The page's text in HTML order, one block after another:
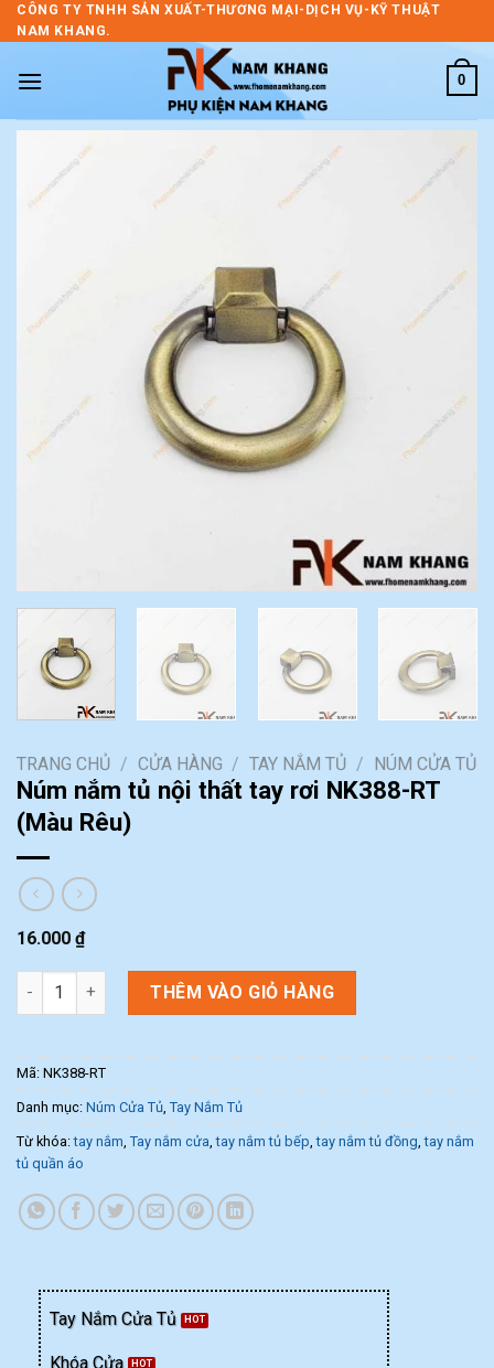
Skip
to
CÔNG TY TNHH SẢN XUẤT-THƯƠNG MẠI-DỊCH VỤ-KỸ THUẬT
NAM KHANG.
0
TRANG CHỦ / CỬA HÀNG / TAY NẮM TỦ / NÚM CỬA TỦ
Núm nắm tủ nội thất tay rơi NK388-RT
(Màu Rêu)
16.000 ₫
Núm nắm tủ nội thất tay rơi NK388-RT (Màu Rêu) số lượng
THÊM VÀO GIỎ HÀNG
Mã: NK388-RT
Danh mục: Núm Cửa Tủ Tay Nắm Tủ
Từ khóa:tay nắm Tay nắm cửa ,tay nắm tủ bếp ,tay nắm tủ đồng ,tay nắm
tủ quần áo
Tay Nắm Cửa Tủ
Khóa Cửa